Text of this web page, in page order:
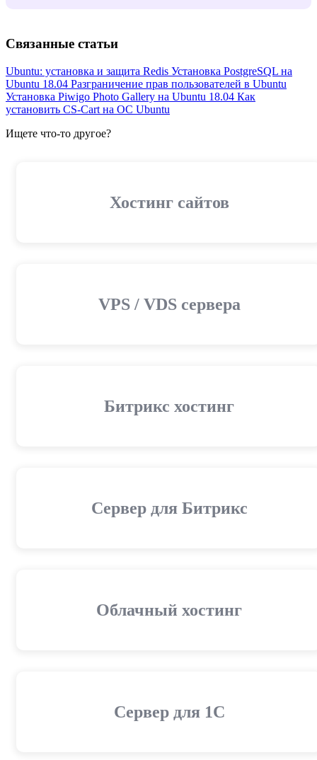
Связанные статьи
Ubuntu: установка и защита Redis Установка PostgreSQL на
Ubuntu 18.04 Разграничение прав пользователей в Ubuntu
Установка Piwigo Photo Gallery на Ubuntu 18.04 Как
установить CS-Cart на ОС Ubuntu
Ищете что-то другое?
Хостинг сайтов
VPS / VDS сервера
Битрикс хостинг
Сервер для Битрикс
Облачный хостинг
Cервер для 1С